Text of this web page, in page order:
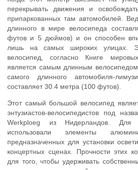
перекрывать движения и
припаркованных там автомобилей.
длинного в мире велосипеда
футов и 5 дюймов) и он способен
лишь на самых широких улицах.
велосипед, согласно Книге
является самым длинным
самого длинного автомобиля-
составляет 30.4 метра (100 футов).
Этот самый большой велосипед
энтузиастов-велосипедистов под
Werkploeg из Нидерландов. Для
использовали элементы
предназначенных для установки
концертных сценах. Прочности этих
для того, чтобы удерживать